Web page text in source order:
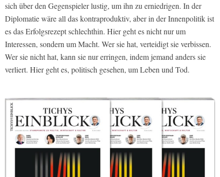
sich über den Gegenspieler lustig, um ihn zu erniedrigen. In der
Diplomatie wäre all das kontraproduktiv, aber in der Innenpolitik ist
es das Erfolgsrezept schlechthin. Hier geht es nicht nur um
Interessen, sondern um Macht. Wer sie hat, verteidigt sie verbissen.
Wer sie nicht hat, kann sie nur erringen, indem jemand anders sie
verliert. Hier geht es, politisch gesehen, um Leben und Tod.